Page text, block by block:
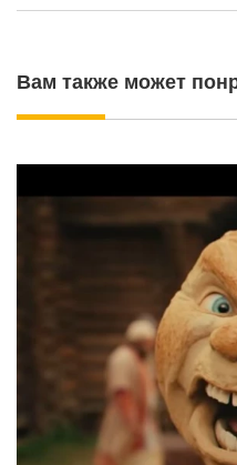
Вам также может